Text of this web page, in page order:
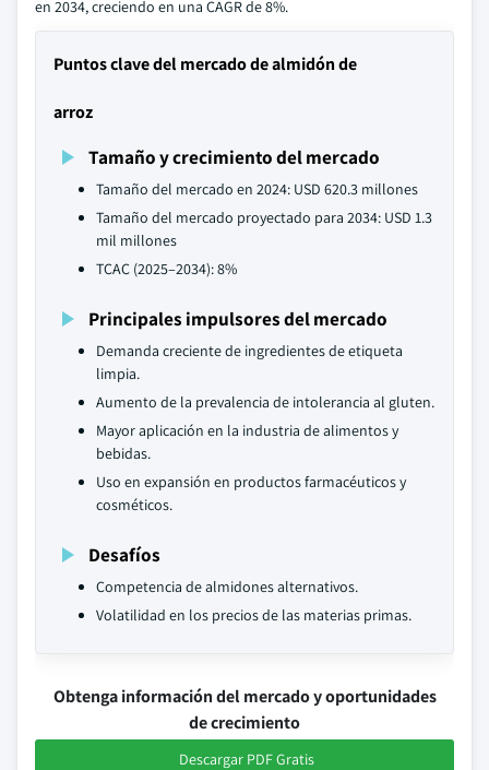
en 2034, creciendo en una CAGR de 8%.
Puntos clave del mercado de almidón de
arroz
Tamaño y crecimiento del mercado
Tamaño del mercado en 2024: USD 620.3 millones
Tamaño del mercado proyectado para 2034: USD 1.3
mil millones
TCAC (2025–2034): 8%
Principales impulsores del mercado
Demanda creciente de ingredientes de etiqueta
limpia.
Aumento de la prevalencia de intolerancia al gluten.
Mayor aplicación en la industria de alimentos y
bebidas.
Uso en expansión en productos farmacéuticos y
cosméticos.
Desafíos
Competencia de almidones alternativos.
Volatilidad en los precios de las materias primas.
Obtenga información del mercado y oportunidades
de crecimiento
Descargar PDF Gratis